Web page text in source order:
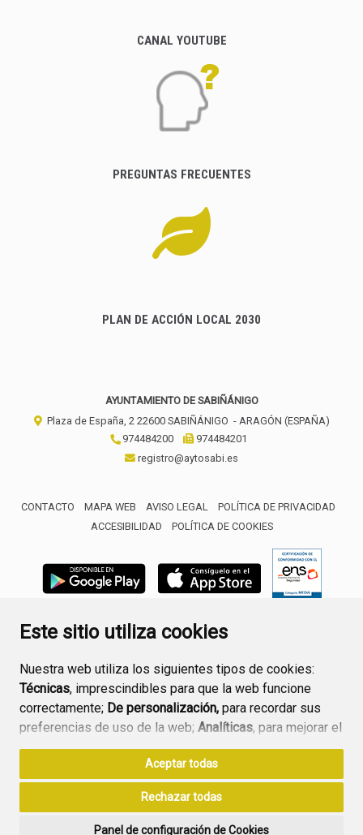
Este sitio utiliza cookies
Nuestra web utiliza los siguientes tipos de cookies:
Técnicas, imprescindibles para que la web funcione
correctamente; De personalización, para recordar sus
preferencias de uso de la web; Analíticas, para mejorar el
funcionamiento de la web y sus servicios.
Si acepta pulsando el botón“Aceptar todas”
consideramos que acepta su uso. Si pulsa el botón
Aceptar todas
Rechazar todas
Panel de configuración de Cookies
CANAL YOUTUBE
PREGUNTAS FRECUENTES
PLAN DE ACCIÓN LOCAL 2030
AYUNTAMIENTO DE SABIÑÁNIGO
Plaza de España, 2 22600 SABIÑÁNIGO - ARAGÓN (ESPAÑA)
974484200
974484201
registro@aytosabi.es
CONTACTO MAPA WEB AVISO LEGAL
POLÍTICA DE PRIVACIDAD
ACCESIBILIDAD
POLÍTICA DE COOKIES